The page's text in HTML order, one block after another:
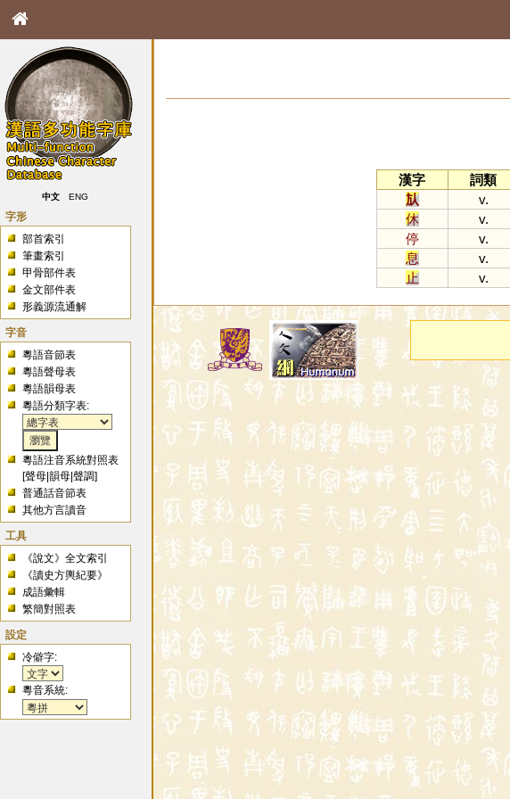
中文 ENG
字形
部首索引
筆畫索引
甲骨部件表
金文部件表
形義源流通解
字音
粵語音節表
粵語聲母表
粵語韻母表
粵語分類字表:
粵語注音系統對照表
[聲母 |韻母 |聲調]
普通話音節表
其他方言讀音
工具
《說文》全文索引
《讀史方輿紀要》
成語彙輯
繁簡對照表
設定
冷僻字:
粵音系統:
漢字
詞類
㫃
v.
休
v.
停
v.
息
v.
止
v.